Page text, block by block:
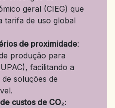
geral (CIEG) que
tarifa de uso global
de proximidade:
produção para
facilitando a
soluções de
custos de CO₂: